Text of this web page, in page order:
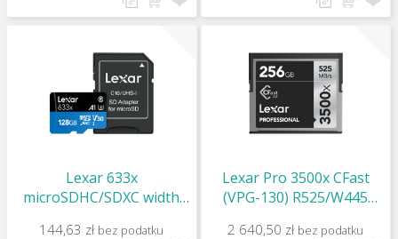
Lexar 633x
microSDHC/SDXC width
144,63 zł bez podatku
Lexar Pro 3500x CFast
(VPG-130) R525/W445
2 640,50 zł bez podatku